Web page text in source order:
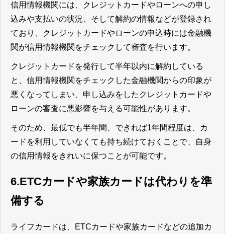
信用情報機関には、クレジットカードやローンへの申し
込みや支払いの状況、そして解約の情報などが登録され
ており、クレジットカードやローンの申込時には金融機
関が信用情報機関をチェックして審査を行います。
クレジットカードを発行して半年以内に解約している
と、信用情報機関をチェックした金融機関からの印象が
悪くなってしまい、申し込みをしたクレジットカードや
ローンの審査に悪影響を与える可能性があります。
そのため、最低でも半年間、できれば1年間程度は、カ
ードを利用していなくても持ち続けておくことで、自身
の信用情報をきれいに保つことが可能です。
6.ETCカードや家族カードは代わりを準
備する
ライフカードは、ETCカードや家族カードなどの追加カ